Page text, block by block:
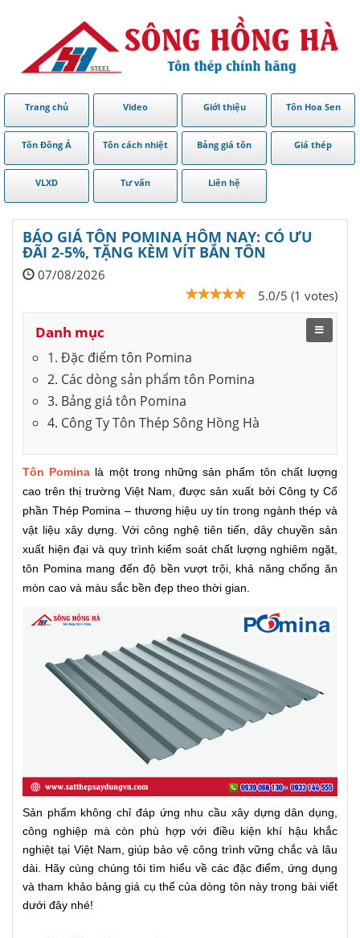
Trang chủ Video Giới thiệu Tôn Hoa Sen
Tôn Đông Á Tôn cách nhiệt Bảng giá tôn Giá thép
VLXD Tư vấn Liên hệ
BÁO GIÁ TÔN POMINA HÔM NAY: CÓ ƯU
ĐÃI 2-5%, TẶNG KÈM VÍT BẮN TÔN
07/08/2026
5.0/5 (1 votes)
Danh mục
1. Đặc điểm tôn Pomina
2. Các dòng sản phẩm tôn Pomina
3. Bảng giá tôn Pomina
4. Công Ty Tôn Thép Sông Hồng Hà
Tôn Pomina là một trong những sản phẩm tôn chất lượng
cao trên thị trường Việt Nam, được sản xuất bởi Công ty Cổ
phần Thép Pomina – thương hiệu uy tín trong ngành thép và
vật liệu xây dựng. Với công nghệ tiên tiến, dây chuyền sản
xuất hiện đại và quy trình kiểm soát chất lượng nghiêm ngặt,
tôn Pomina mang đến độ bền vượt trội, khả năng chống ăn
mòn cao và màu sắc bền đẹp theo thời gian.
Sản phẩm không chỉ đáp ứng nhu cầu xây dựng dân dụng,
công nghiệp mà còn phù hợp với điều kiện khí hậu khắc
nghiệt tại Việt Nam, giúp bảo vệ công trình vững chắc và lâu
dài. Hãy cùng chúng tôi tìm hiểu về các đặc điểm, ứng dụng
và tham khảo bảng giá cụ thể của dòng tôn này trong bài viết
dưới đây nhé!